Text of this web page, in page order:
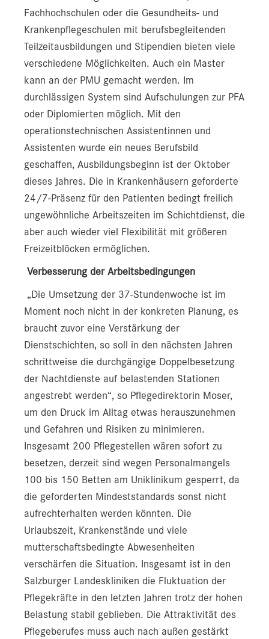
Fachhochschulen oder die Gesundheits- und
Krankenpflegeschulen mit berufsbegleitenden
Teilzeitausbildungen und Stipendien bieten viele
verschiedene Möglichkeiten. Auch ein Master
kann an der PMU gemacht werden. Im
durchlässigen System sind Aufschulungen zur PFA
oder Diplomierten möglich. Mit den
operationstechnischen Assistentinnen und
Assistenten wurde ein neues Berufsbild
geschaffen, Ausbildungsbeginn ist der Oktober
dieses Jahres. Die in Krankenhäusern geforderte
24/7-Präsenz für den Patienten bedingt freilich
ungewöhnliche Arbeitszeiten im Schichtdienst, die
aber auch wieder viel Flexibilität mit größeren
Freizeitblöcken ermöglichen.
Verbesserung der Arbeitsbedingungen
„Die Umsetzung der 37-Stundenwoche ist im
Moment noch nicht in der konkreten Planung, es
braucht zuvor eine Verstärkung der
Dienstschichten, so soll in den nächsten Jahren
schrittweise die durchgängige Doppelbesetzung
der Nachtdienste auf belastenden Stationen
angestrebt werden“, so Pflegedirektorin Moser,
um den Druck im Alltag etwas herauszunehmen
und Gefahren und Risiken zu minimieren.
Insgesamt 200 Pflegestellen wären sofort zu
besetzen, derzeit sind wegen Personalmangels
100 bis 150 Betten am Uniklinikum gesperrt, da
die geforderten Mindeststandards sonst nicht
aufrechterhalten werden könnten. Die
Urlaubszeit, Krankenstände und viele
mutterschaftsbedingte Abwesenheiten
verschärfen die Situation. Insgesamt ist in den
Salzburger Landeskliniken die Fluktuation der
Pflegekräfte in den letzten Jahren trotz der hohen
Belastung stabil geblieben. Die Attraktivität des
Pflegeberufes muss auch nach außen gestärkt